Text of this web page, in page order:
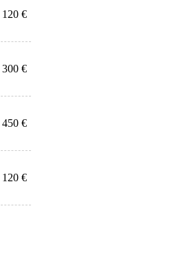
120 €
300 €
450 €
120 €